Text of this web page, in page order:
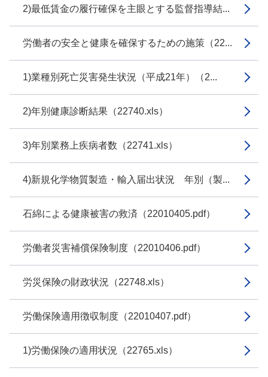
2)最低賃金の履行確保を主眼とする監督指導結...
労働者の安全と健康を確保するための施策（22...
1)業種別死亡災害発生状況（平成21年）（2...
2)年別健康診断結果（22740.xls）
3)年別業務上疾病者数（22741.xls）
4)新規化学物質製造・輸入届出状況 年別（製...
石綿による健康被害の救済（22010405.pdf）
労働者災害補償保険制度（22010406.pdf）
労災保険の財政状況（22748.xls）
労働保険適用徴収制度（22010407.pdf）
1)労働保険の適用状況（22765.xls）